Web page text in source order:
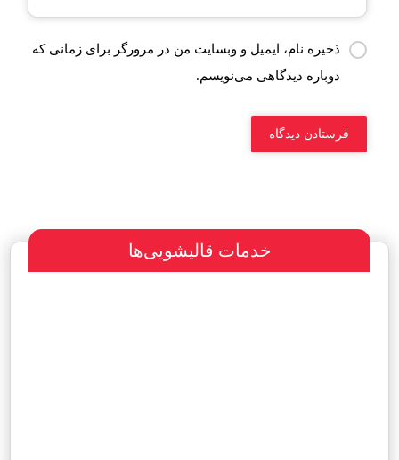
ذخیره نام، ایمیل و وبسایت من در مرورگر برای زمانی که
دوباره دیدگاهی می‌نویسم.
خدمات قالیشویی‌ها